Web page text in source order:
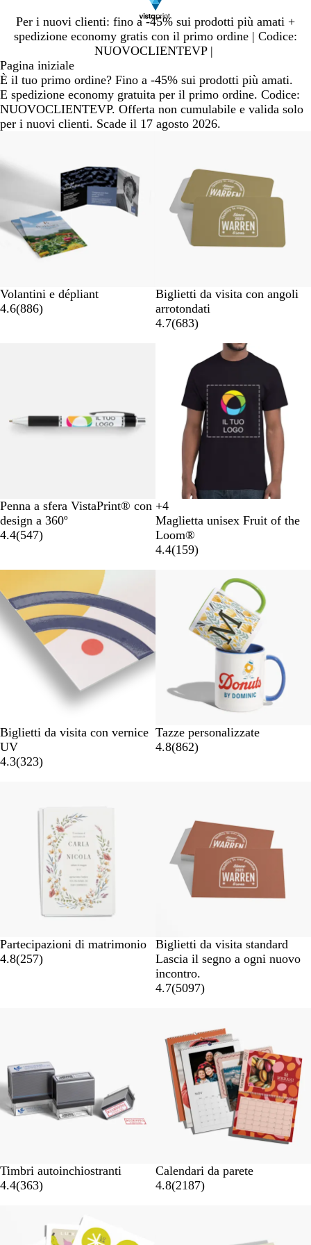
Per i nuovi clienti: fino a -45% sui prodotti più amati +
spedizione economy gratis con il primo ordine | Codice:
NUOVOCLIENTEVP |
Diapositiva
1
Pagina iniziale
È il tuo primo ordine? Fino a -45% sui prodotti più amati.
E spedizione economy gratuita per il primo ordine. Codice:
NUOVOCLIENTEVP. Offerta non cumulabile e valida solo
per i nuovi clienti. Scade il 17 agosto 2026.
Volantini e dépliant
4.6(886)
Biglietti da visita con angoli
arrotondati
4.7(683)
Penna a sfera VistaPrint® con
design a 360º
4.4(547)
N
e
r
o
B
i
a
n
c
A
r
a
n
c
n
e
B
l
u
e
l
t
r
c
+4
Maglietta unisex Fruit of the
Loom®
4.4(159)
Biglietti da visita con vernice
UV
4.3(323)
Tazze personalizzate
4.8(862)
Partecipazioni di matrimonio
4.8(257)
Biglietti da visita standard
Lascia il segno a ogni nuovo
incontro.
4.7(5097)
Timbri autoinchiostranti
4.4(363)
Calendari da parete
4.8(2187)